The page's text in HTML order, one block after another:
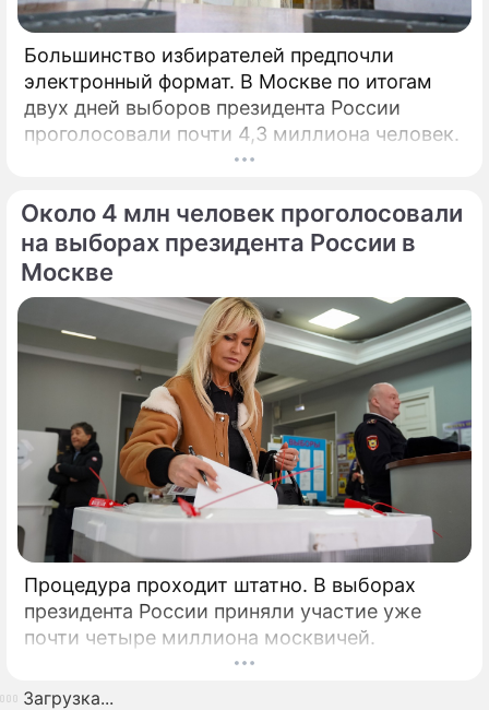
Большинство избирателей предпочли
электронный формат. В Москве по итогам
двух дней выборов президента России
проголосовали почти 4,3 миллиона человек.
Около 4 млн человек проголосовали
на выборах президента России в
Москве
Процедура проходит штатно. В выборах
президента России приняли участие уже
почти четыре миллиона москвичей.
Загрузка...